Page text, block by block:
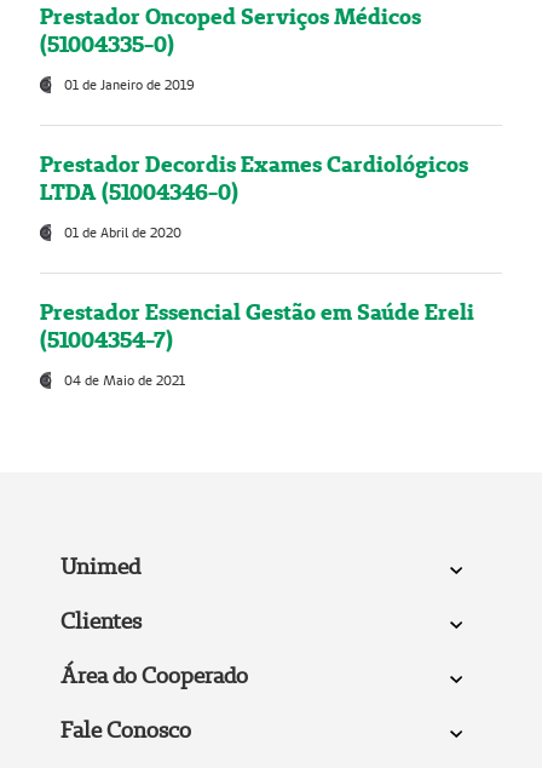
Prestador Oncoped Serviços Médicos
(51004335-0)
01 de Janeiro de 2019
Prestador Decordis Exames Cardiológicos
LTDA (51004346-0)
01 de Abril de 2020
Prestador Essencial Gestão em Saúde Ereli
(51004354-7)
04 de Maio de 2021
Unimed
Clientes
Área do Cooperado
Fale Conosco